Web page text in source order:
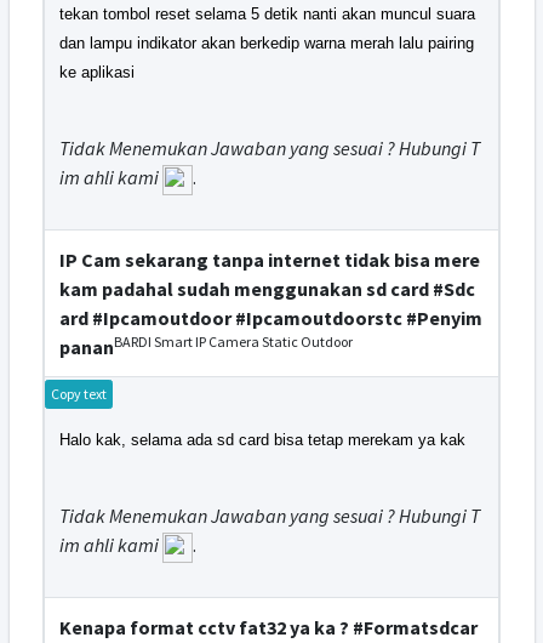
tekan tombol reset selama 5 detik nanti akan muncul suara
dan lampu indikator akan berkedip warna merah lalu pairing
ke aplikasi
Tidak Menemukan Jawaban yang sesuai ? Hubungi T
im ahli kami
.
IP Cam sekarang tanpa internet tidak bisa mere
kam padahal sudah menggunakan sd card #Sdc
ard #Ipcamoutdoor #Ipcamoutdoorstc #Penyim
pananBARDI Smart IP Camera Static Outdoor
Copy text
Halo kak, selama ada sd card bisa tetap merekam ya kak
Tidak Menemukan Jawaban yang sesuai ? Hubungi T
im ahli kami
.
Kenapa format cctv fat32 ya ka ? #Formatsdcar